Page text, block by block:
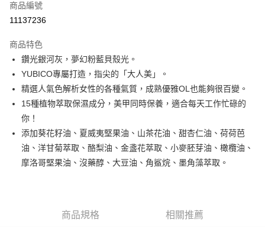
超商取貨付款
Apple Pay
街口支付
悠遊付
運送方式
全家取貨付款
每筆NT$80，滿NT$499(含以上)免運費
商品編號
11137236
商品特色
鑽光銀河灰，夢幻粉藍貝殼光。
YUBICO專屬打造，指尖的「大人美」。
精選人氣色解析女性的各種氣質，成熟優雅OL也能夠很百變。
15種植物萃取保濕成分，美甲同時保養，適合每天工作忙碌的
你！
添加葵花籽油、夏威夷堅果油、山茶花油、甜杏仁油、荷荷芭
油、洋甘菊萃取、酪梨油、金盞花萃取、小麥胚芽油、橄欖油、
摩洛哥堅果油、沒藥醇、大豆油、角鯊烷、墨角藻萃取。
商品規格 相關推薦